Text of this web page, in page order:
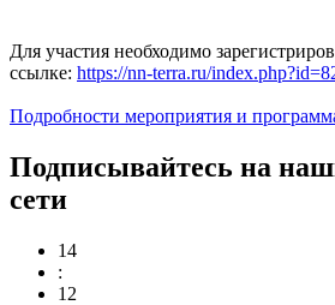
Для участия необходимо
ссылке: https://nn-terra.ru/
Подробности мероприятия и
Подписывайтесь на
сети
14
:
12